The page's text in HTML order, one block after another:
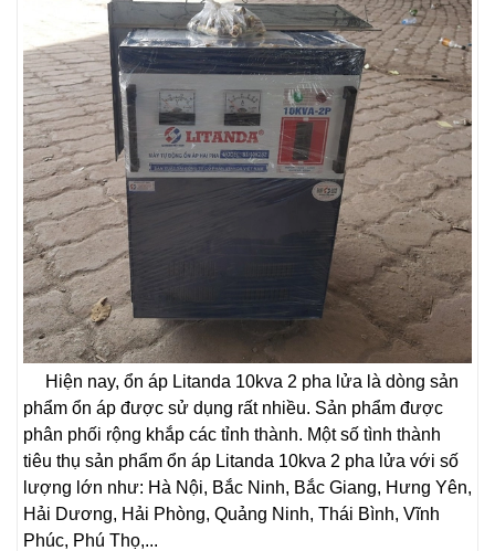
Hiện nay, ổn áp Litanda 10kva 2 pha lửa là dòng sản
phẩm ổn áp được sử dụng rất nhiều. Sản phẩm được
phân phối rộng khắp các tỉnh thành. Một số tình thành
tiêu thụ sản phẩm ổn áp Litanda 10kva 2 pha lửa với số
lượng lớn như: Hà Nội, Bắc Ninh, Bắc Giang, Hưng Yên,
Hải Dương, Hải Phòng, Quảng Ninh, Thái Bình, Vĩnh
Phúc, Phú Thọ,...